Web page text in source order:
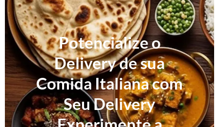
Potencialize o
Delivery de sua
Comida Italiana com
Seu Delivery